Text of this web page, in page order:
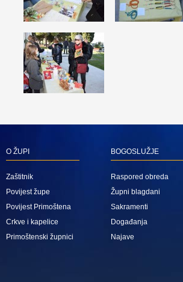
O ŽUPI
Zaštitnik
Povijest župe
Povijest Primoštena
Crkve i kapelice
Primoštenski župnici
BOGOSLUŽJE
Raspored obreda
Župni blagdani
Sakramenti
Događanja
Najave